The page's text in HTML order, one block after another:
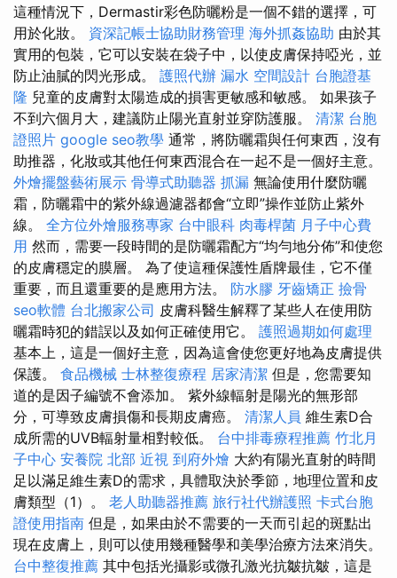
這種情況下，Dermastir彩色防曬粉是一個不錯的選擇，可
用於化妝。 資深記帳士協助財務管理 海外抓姦協助 由於其
實用的包裝，它可以安裝在袋子中，以使皮膚保持啞光，並
防止油膩的閃光形成。 護照代辦 漏水 空間設計 台胞證基
隆 兒童的皮膚對太陽造成的損害更敏感和敏感。 如果孩子
不到六個月大，建議防止陽光直射並穿防護服。 清潔 台胞
證照片 google seo教學 通常，將防曬霜與任何東西，沒有
助推器，化妝或其他任何東西混合在一起不是一個好主意。
外燴擺盤藝術展示 骨導式助聽器 抓漏 無論使用什麼防曬
霜，防曬霜中的紫外線過濾器都會“立即”操作並防止紫外
線。 全方位外燴服務專家 台中眼科 肉毒桿菌 月子中心費
用 然而，需要一段時間的是防曬霜配方“均勻地分佈”和使您
的皮膚穩定的膜層。 為了使這種保護性盾牌最佳，它不僅
重要，而且還重要的是應用方法。 防水膠 牙齒矯正 撿骨
seo軟體 台北搬家公司 皮膚科醫生解釋了某些人在使用防
曬霜時犯的錯誤以及如何正確使用它。 護照過期如何處理
基本上，這是一個好主意，因為這會使您更好地為皮膚提供
保護。 食品機械 士林整復療程 居家清潔 但是，您需要知
道的是因子編號不會添加。 紫外線輻射是陽光的無形部
分，可導致皮膚損傷和長期皮膚癌。 清潔人員 維生素D合
成所需的UVB輻射量相對較低。 台中排毒療程推薦 竹北月
子中心 安養院 北部 近視 到府外燴 大約有陽光直射的時間
足以滿足維生素D的需求，具體取決於季節，地理位置和皮
膚類型（1）。 老人助聽器推薦 旅行社代辦護照 卡式台胞
證使用指南 但是，如果由於不需要的一天而引起的斑點出
現在皮膚上，則可以使用幾種醫學和美學治療方法來消失。
台中整復推薦 其中包括光攝影或微孔激光抗皺抗皺，這是